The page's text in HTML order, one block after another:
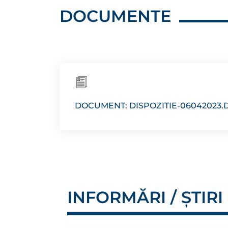
DOCUMENTE
DOCUMENT: DISPOZITIE-
INFORMĂRI / ȘTIRI